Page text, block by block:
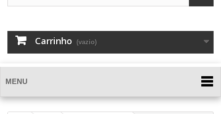
Carrinho (vazio)
MENU